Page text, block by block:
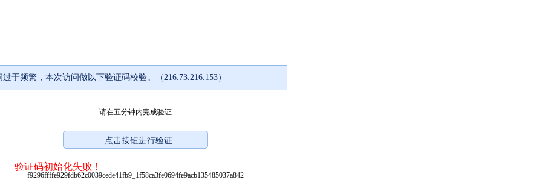
过于频繁，本次访问做以下验证码校验。（216.73.216.153）
请在五分钟内完成验证
验证码初始化失败！
f9296ffffe929fdb62c0039cede41fb9_1f58ca3fe0694fe9acb135485037a842